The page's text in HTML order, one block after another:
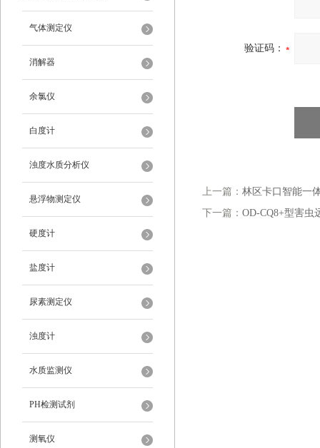
气体测定仪
消解器
余氯仪
白度计
浊度水质分析仪
悬浮物测定仪
硬度计
盐度计
尿素测定仪
浊度计
水质监测仪
PH检测试剂
测氧仪
验证码：
上一篇： 林区卡口智能一
下一篇： OD-CQ8+型害虫